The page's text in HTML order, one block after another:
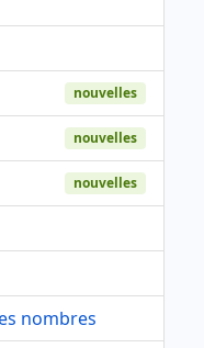
nouvelles
nouvelles
nouvelles
nombres